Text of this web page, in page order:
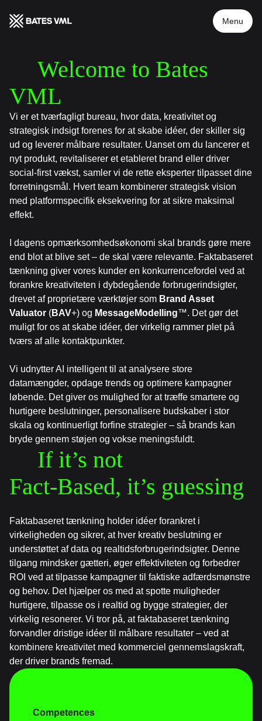
Menu
Welcome to Bates
VML
Vi er et tværfagligt bureau, hvor data, kreativitet og
strategisk indsigt forenes for at skabe idéer, der skiller sig
ud og leverer målbare resultater. Uanset om du lancerer et
nyt produkt, revitaliserer et etableret brand eller driver
social-first vækst, samler vi de rette eksperter tilpasset dine
forretningsmål. Hvert team kombinerer strategisk vision
med platformspecifik eksekvering for at sikre maksimal
effekt.
I dagens opmærksomhedsøkonomi skal brands gøre mere
end blot at blive set – de skal være relevante. Faktabaseret
tænkning giver vores kunder en konkurrencefordel ved at
forankre kreativiteten i dybdegående forbrugerindsigter,
drevet af proprietære værktøjer som Brand Asset
Valuator (BAV+) og MessageModelling™. Det gør det
muligt for os at skabe idéer, der virkelig rammer plet på
tværs af alle kontaktpunkter.
Vi udnytter AI intelligent til at analysere store
datamængder, opdage trends og optimere kampagner
løbende. Det giver os mulighed for at træffe smartere og
hurtigere beslutninger, personalisere budskaber i stor
skala og kontinuerligt forfine strategier – så brands kan
bryde gennem støjen og vokse meningsfuldt.
If it’s not
Fact-Based, it’s guessing
Faktabaseret tænkning holder idéer forankret i
virkeligheden og sikrer, at hver kreativ beslutning er
understøttet af data og realtidsforbrugerindsigter. Denne
tilgang mindsker gætteri, øger effektiviteten og forbedrer
ROI ved at tilpasse kampagner til faktiske adfærdsmønstre
og behov. Det hjælper os med at spotte muligheder
hurtigere, tilpasse os i realtid og bygge strategier, der
virkelig resonerer. Vi tror på, at faktabaseret tænkning
forvandler dristige idéer til målbare resultater – ved at
kombinere kreativitet med kommerciel gennemslagskraft,
der driver brands fremad.
Competences